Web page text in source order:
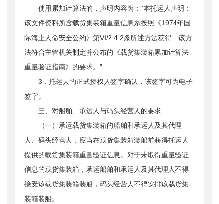
使用累加计算法的，声明内容为：“本托运人声明：
该文件资料所含载货集装箱重量信息系按照《1974年国
际海上人命安全公约》第VI/2.4.2条所述方法获得，该方
法符合主管机关制定并公布的《载货集装箱累加计算法
重量验证指南》的要求。”
3．托运人的正式授权人签字确认，该签字可为电子
签字。
三、对船舶、承运人与码头经营人的要求
（一）承运载货集装箱的船舶和承运人及其代理
人、码头经营人，应当在载货集装箱装船前获得托运人
提供的载货集装箱重量验证信息。对于未取得重量验证
信息的载货集装箱，承运船舶和承运人及其代理人不得
接受该载货集装箱装船，码头经营人不得安排该载货集
装箱装船。